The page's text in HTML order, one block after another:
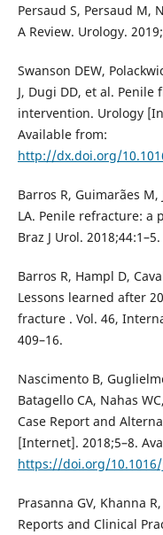
Persaud S, Persaud M,
A Review. Urology. 2019;
Swanson DEW,
J, Dugi DD, et al.
intervention. Urology
Available from:
http://dx.doi.org/
Barros R, Guimarães
LA. Penile refracture:
Braz J Urol. 2018;44:1–5.
Barros R, Hampl D,
Lessons learned after
fracture . Vol. 46,
409–16.
Nascimento B,
Batagello CA, Nahas
Case Report and
[Internet]. 2018;5–8.
https://doi.org/10.1016/
Prasanna GV, Khanna
Reports and Clinical